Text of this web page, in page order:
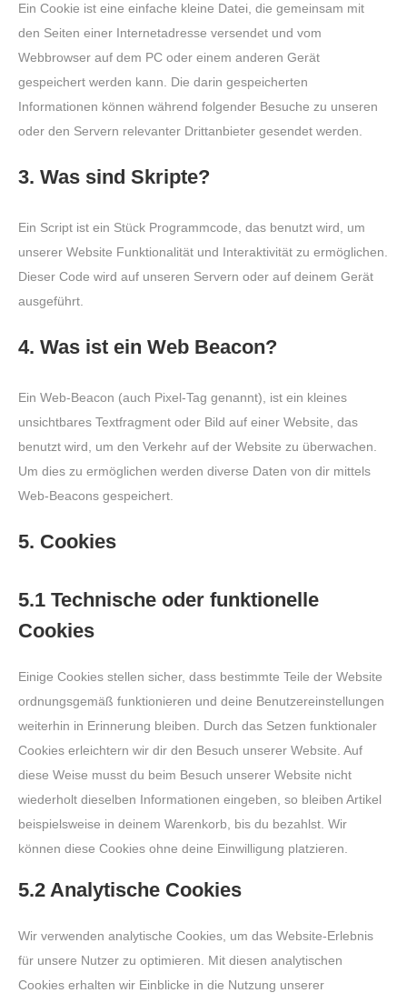
Ein Cookie ist eine einfache kleine Datei, die gemeinsam mit
den Seiten einer Internetadresse versendet und vom
Webbrowser auf dem PC oder einem anderen Gerät
gespeichert werden kann. Die darin gespeicherten
Informationen können während folgender Besuche zu unseren
oder den Servern relevanter Drittanbieter gesendet werden.
3. Was sind Skripte?
Ein Script ist ein Stück Programmcode, das benutzt wird, um
unserer Website Funktionalität und Interaktivität zu ermöglichen.
Dieser Code wird auf unseren Servern oder auf deinem Gerät
ausgeführt.
4. Was ist ein Web Beacon?
Ein Web-Beacon (auch Pixel-Tag genannt), ist ein kleines
unsichtbares Textfragment oder Bild auf einer Website, das
benutzt wird, um den Verkehr auf der Website zu überwachen.
Um dies zu ermöglichen werden diverse Daten von dir mittels
Web-Beacons gespeichert.
5. Cookies
5.1 Technische oder funktionelle
Cookies
Einige Cookies stellen sicher, dass bestimmte Teile der Website
ordnungsgemäß funktionieren und deine Benutzereinstellungen
weiterhin in Erinnerung bleiben. Durch das Setzen funktionaler
Cookies erleichtern wir dir den Besuch unserer Website. Auf
diese Weise musst du beim Besuch unserer Website nicht
wiederholt dieselben Informationen eingeben, so bleiben Artikel
beispielsweise in deinem Warenkorb, bis du bezahlst. Wir
können diese Cookies ohne deine Einwilligung platzieren.
5.2 Analytische Cookies
Wir verwenden analytische Cookies, um das Website-Erlebnis
für unsere Nutzer zu optimieren. Mit diesen analytischen
Cookies erhalten wir Einblicke in die Nutzung unserer